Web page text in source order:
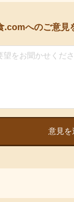
.comへのご意見
意見を